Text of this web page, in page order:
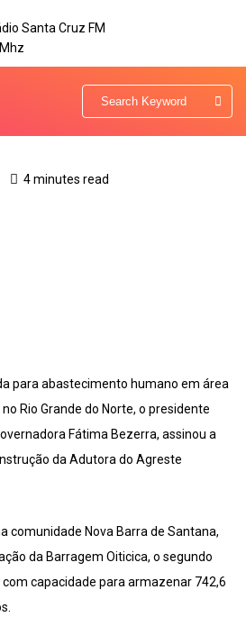
4 minutes read
para abastecimento humano em área
Rio Grande do Norte, o presidente
Fátima Bezerra, assinou a
da Adutora do Agreste
comunidade Nova Barra de Santana,
da Barragem Oiticica, o segundo
capacidade para armazenar 742,6